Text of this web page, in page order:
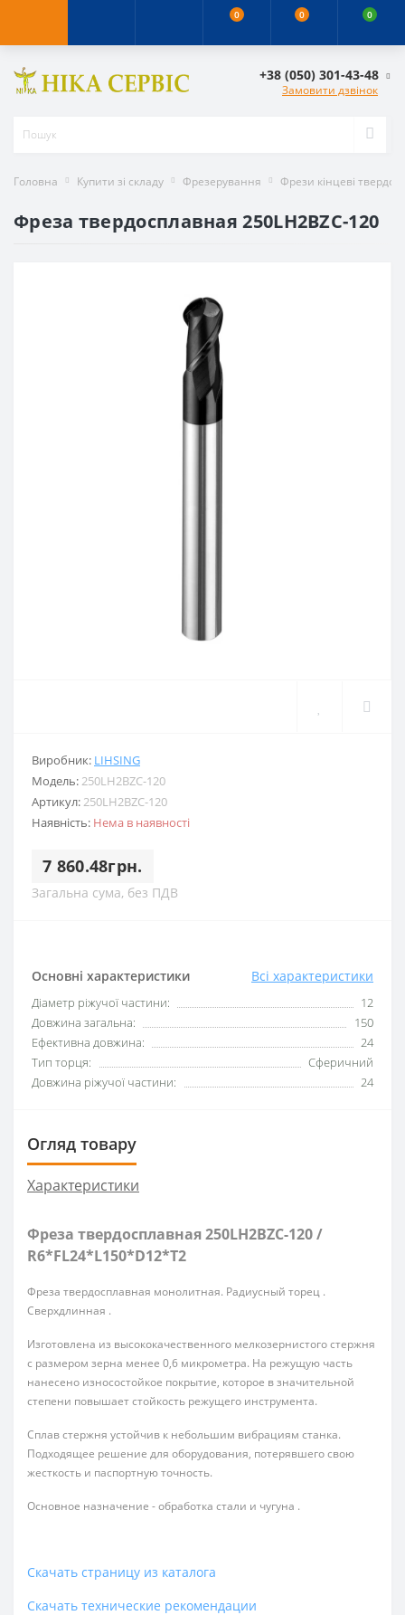
0 0 0
+38 (050) 301-43-48
Замовити дзвінок
Головна Купити зі складу Фрезерування Фрези кінцеві
Фреза твердосплавная 250LH2BZC-120
Виробник: LIHSING
Модель:250LH2BZC-120
Артикул:250LH2BZC-120
Наявність: Нема в наявності
7 860.48грн.
Загальна сума, без ПДВ
Основні характеристики Всі характеристики
Діаметр ріжучої частини:
12
Довжина загальна:
150
Ефективна довжина:
24
Тип торця:
Сферичний
Довжина ріжучої частини:
24
Огляд товару
Характеристики
Фреза твердосплавная 250LH2BZC-120 /
R6*FL24*L150*D12*T2
Фреза твердосплавная монолитная. Радиусный торец .
Сверхдлинная .
Изготовлена из высококачественного мелкозернистого стержня
с размером зерна менее 0,6 микрометра. На режущую часть
нанесено износостойкое покрытие, которое в значительной
степени повышает стойкость режущего инструмента.
Сплав стержня устойчив к небольшим вибрациям станка.
Подходящее решение для оборудования, потерявшего свою
жесткость и паспортную точность.
Основное назначение - обработка стали и чугуна .
Скачать страницу из каталога
Скачать технические рекомендации